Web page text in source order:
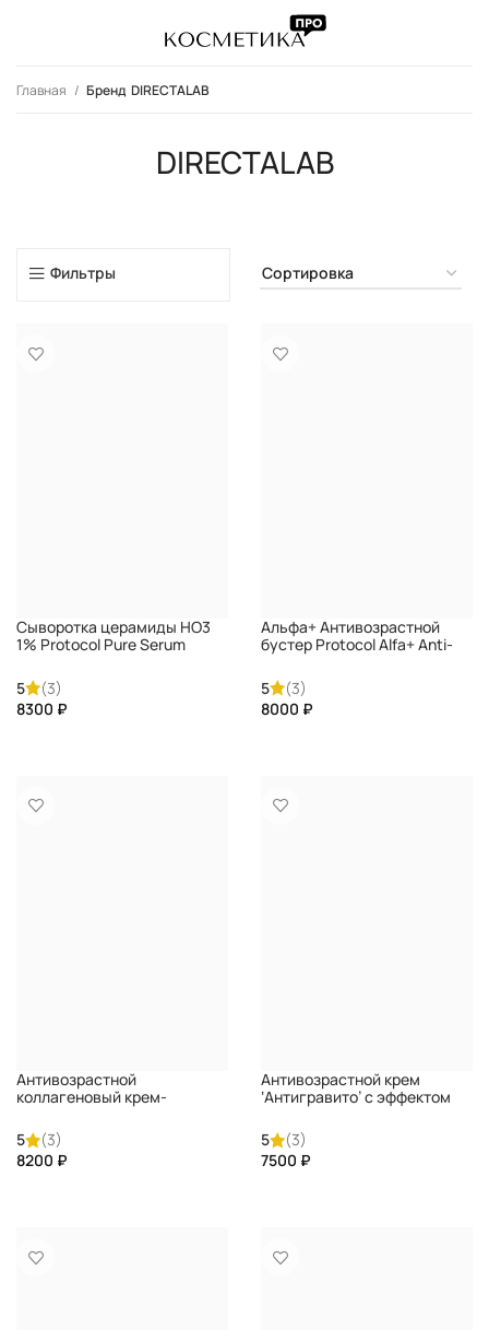
Главная DIRECTALAB
DIRECTALAB
Фильтры
Cыворотка церамиды HO3
1% Protocol Pure Serum
DIRECTALAB
5
(3)
₽
Альфа+ Антивозрастной
бустер Protocol Alfa+ Anti-
age Booster DIRECTALAB
5
(3)
₽
Антивозрастной
коллагеновый крем-
‘Интеллектуальный синтез
коллагена’ Protocol HIGH-
TECH Expert Collagen Cream
5
(3)
₽
Антивозрастной крем
‘Антигравито’ с эффектом
лифтинга Protocol 206
Antigravity Face contour
DIRECTALAB
5
(3)
₽